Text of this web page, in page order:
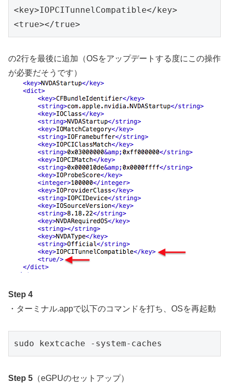
<key>IOPCITunnelCompatible</key>
<true></true>
の2行を最後に追加（OSをアップデートする度にこの操作
が必要だそうです）
Step 4
・ターミナル.appで以下のコマンドを打ち、OSを再起動
sudo kextcache -system-caches
Step 5 （eGPUのセットアップ）